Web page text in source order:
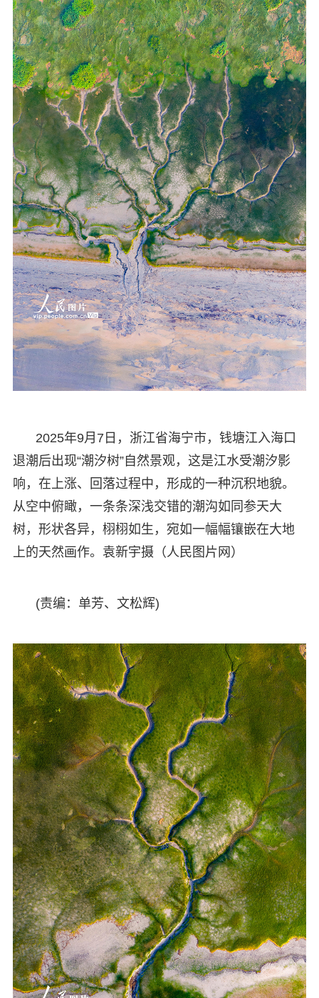
2025年9月7日，浙江省海宁市，钱塘江入海口
退潮后出现“潮汐树”自然景观，这是江水受潮汐影
响，在上涨、回落过程中，形成的一种沉积地貌。
从空中俯瞰，一条条深浅交错的潮沟如同参天大
树，形状各异，栩栩如生，宛如一幅幅镶嵌在大地
上的天然画作。袁新宇摄（人民图片网）
(责编：单芳、文松辉)